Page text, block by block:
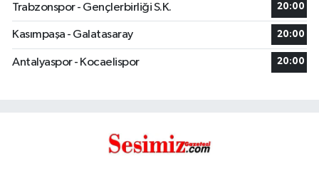
Trabzonspor - Gençlerbirliği S.K. 20:00
Kasımpaşa - Galatasaray 20:00
Antalyaspor - Kocaelispor 20:00